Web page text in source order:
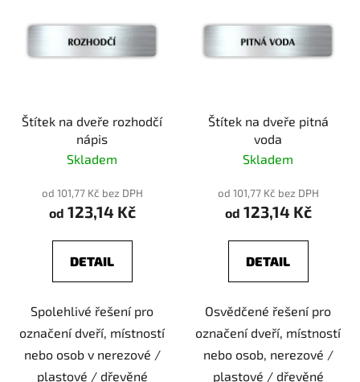
Štítek na dveře rozhodčí
nápis
Skladem
od 101,77 Kč bez DPH
od 123,14 Kč
DETAIL
Spolehlivé řešení pro
označení dveří, místností
nebo osob v nerezové /
plastové / dřevěné
Štítek na dveře pitná
voda
Skladem
od 101,77 Kč bez DPH
od 123,14 Kč
DETAIL
Osvědčené řešení pro
označení dveří, místností
nebo osob, nerezové /
plastové / dřevěné